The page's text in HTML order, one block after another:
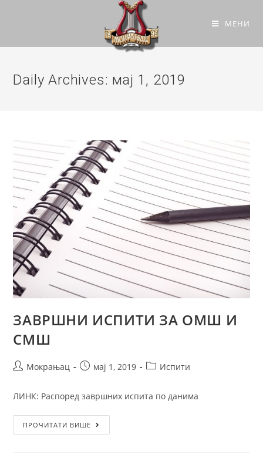
МЕНИ
Daily Archives: мај 1, 2019
ЗАВРШНИ ИСПИТИ ЗА ОМШ И
СМШ
Мокрањац мај 1, 2019 Испити
ЛИНК: Распоред завршних испита по данима
ПРОЧИТАТИ ВИШЕ